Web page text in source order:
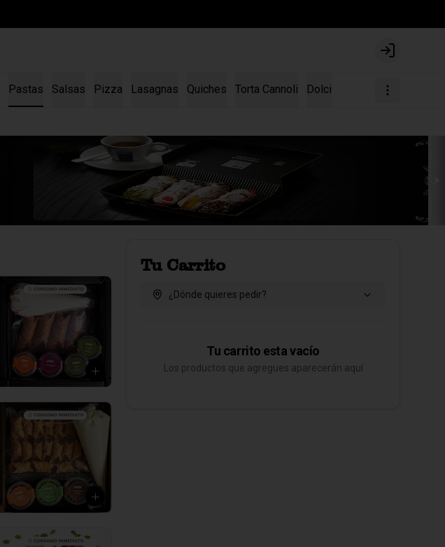
Login
Pastas Salsas Pizza Lasagnas Quiches Torta Cannoli Dolci
Tu Carrito
¿Dónde quieres pedir?
Tu carrito esta vacío
Los productos que agregues aparecerán aquí